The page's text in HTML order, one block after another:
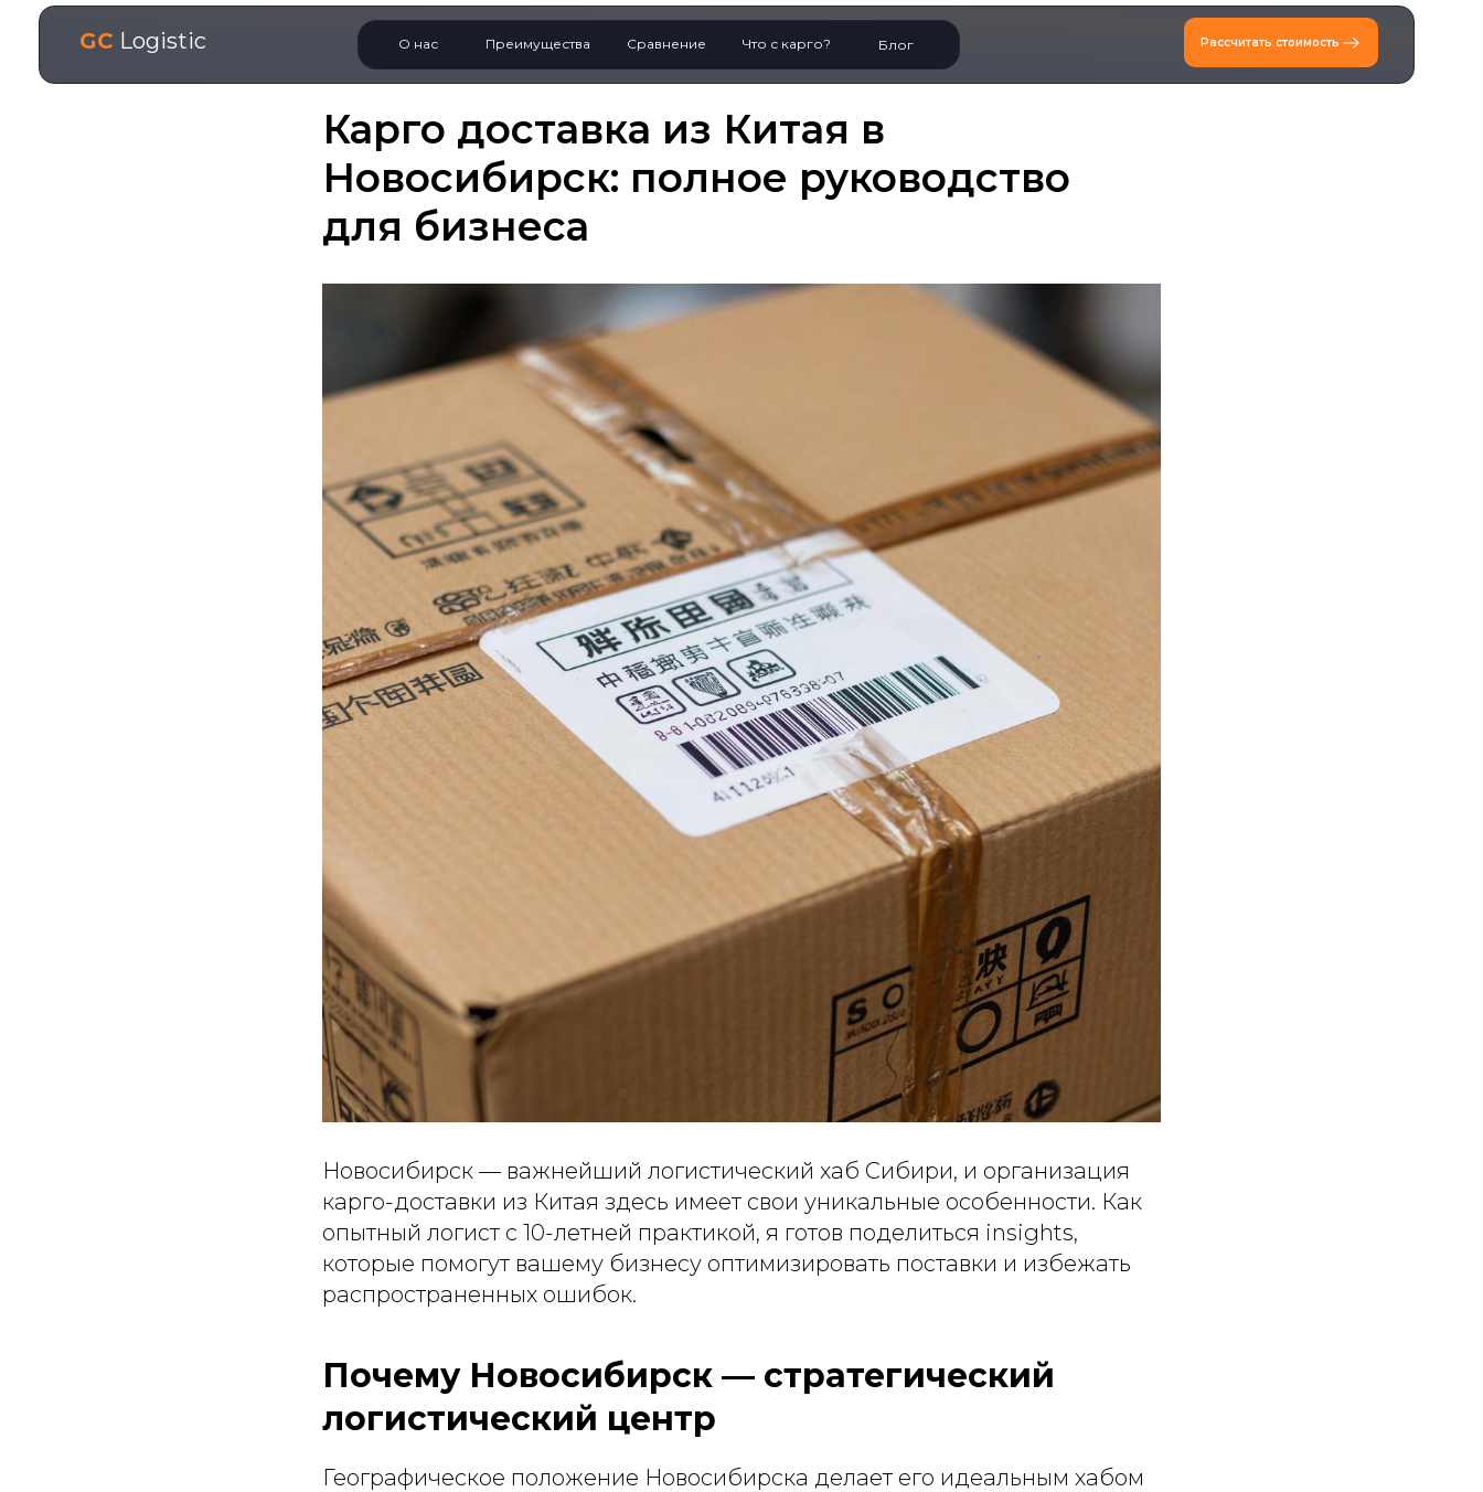
GC Logistic Рассчитать стоимость
О нас Преимущества Сравнение Что с карго? Блог
Карго доставка из Китая в
Новосибирск: полное руководство
для бизнеса
Новосибирск — важнейший логистический хаб Сибири, и организация
карго-доставки из Китая здесь имеет свои уникальные особенности. Как
опытный логист с 10-летней практикой, я готов поделиться insights,
которые помогут вашему бизнесу оптимизировать поставки и избежать
распространенных ошибок.
Почему Новосибирск — стратегический
логистический центр
Географическое положение Новосибирска делает его идеальным хабом